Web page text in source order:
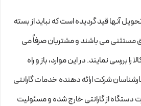
تحویل آنها قید گردیده است که نباید از بسته
مستثنی می باشند و مشتریان صرفاً می
بررسی نمایند. در این موارد، باز و راه
شرکت ارائه دهنده خدمات گارانتی
دستگاه از گارانتی خارج شده و مسئولیت